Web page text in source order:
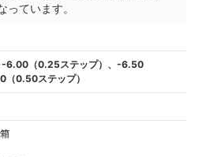
っています。
6.00（0.25ステップ）、-6.50
（0.50ステップ）